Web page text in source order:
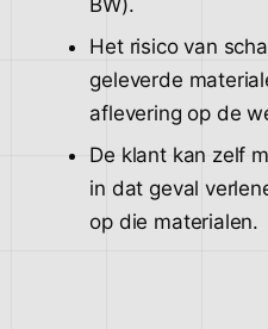
BW).
Het risico van
geleverde
aflevering op de
De klant kan zelf
in dat geval
op die materialen.